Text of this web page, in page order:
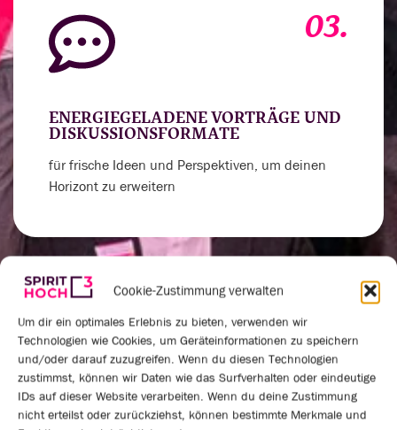
Cookie-Zustimmung verwalten
Um dir ein optimales Erlebnis zu bieten, verwenden wir
Technologien wie Cookies, um Geräteinformationen zu speichern
und/oder darauf zuzugreifen. Wenn du diesen Technologien
zustimmst, können wir Daten wie das Surfverhalten oder eindeutige
IDs auf dieser Website verarbeiten. Wenn du deine Zustimmung
nicht erteilst oder zurückziehst, können bestimmte Merkmale und
03.
ENERGIEGELADENE VORTRÄGE UND
DISKUSSIONSFORMATE
für frische Ideen und Perspektiven, um deinen
Horizont zu erweitern
04.
VERNETZUNGSRUNDEN UND
PRAXISAUSTAUSCH